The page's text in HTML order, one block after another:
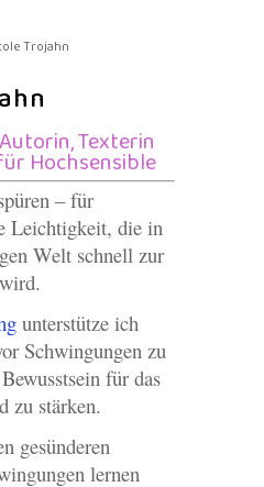
Texterin
Hochsensible
– für
Leichtigkeit, die in
Welt schnell zur
unterstütze ich
Schwingungen zu
für das
zu stärken.
gesünderen
lernen